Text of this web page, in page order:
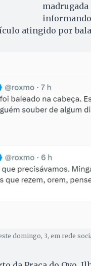
madrugada
informando
atingido por
domingo, 3, em rede